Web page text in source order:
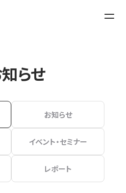
らせ
お知らせ
イベント・セミナー
レポート